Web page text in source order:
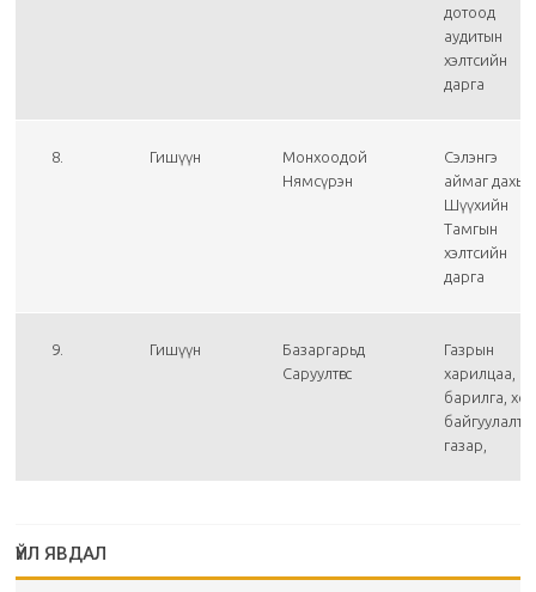
дотоод
аудитын
хэлтсийн
дарга
8. Гишүүн
Монхоодой
Нямсүрэн
Сэлэнгэ
аймаг дахь
Шүүхийн
Тамгын
хэлтсийн
дарга
9. Гишүүн
Базаргарьд
Саруултөгс
Газрын
харилцаа,
барилга, хот
газар,
ҮЙЛ ЯВДАЛ